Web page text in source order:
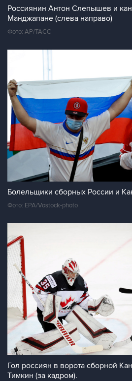
Россиянин Антон Слепышев и
Манджапане (слева направо)
Фото: AP/ТАСС
Болельщики сборных России и
Фото: EPA/Vostock-photo
Гол россиян в ворота сборной
Тимкин (за кадром).